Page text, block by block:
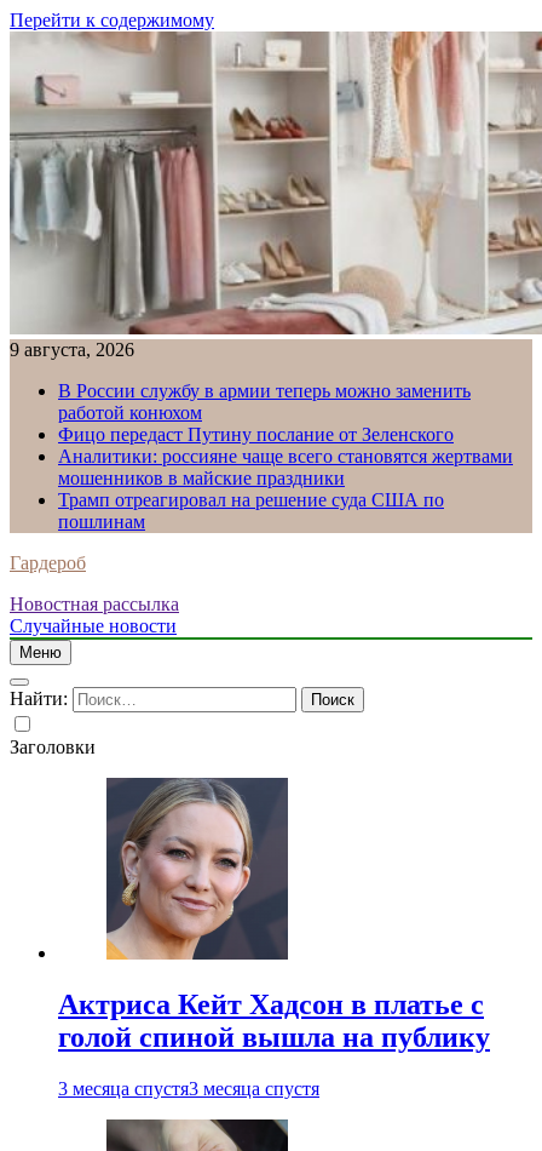
Перейти к содержимому
9 августа, 2026
В России службу в армии теперь можно заменить
работой конюхом
Фицо передаст Путину послание от Зеленского
Аналитики: россияне чаще всего становятся жертвами
мошенников в майские праздники
Трамп отреагировал на решение суда США по
пошлинам
Гардероб
Новостная рассылка
Случайные новости
Меню
Найти:
Заголовки
Актриса Кейт Хадсон в платье с
голой спиной вышла на публику
3 месяца спустя3 месяца спустя